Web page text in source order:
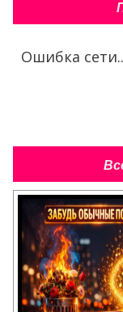
Ошибка